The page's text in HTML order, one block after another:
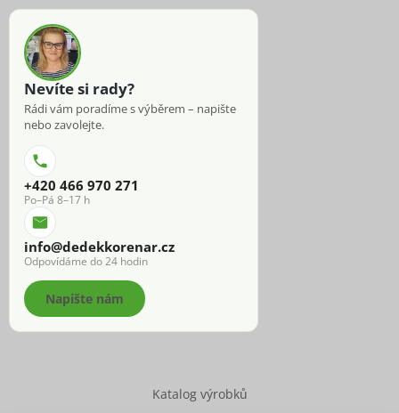
Nevíte si rady?
Rádi vám poradíme s výběrem – napište
nebo zavolejte.
+420 466 970 271
Po–Pá 8–17 h
info@dedekkorenar.cz
Odpovídáme do 24 hodin
Napište nám
Katalog výrobků